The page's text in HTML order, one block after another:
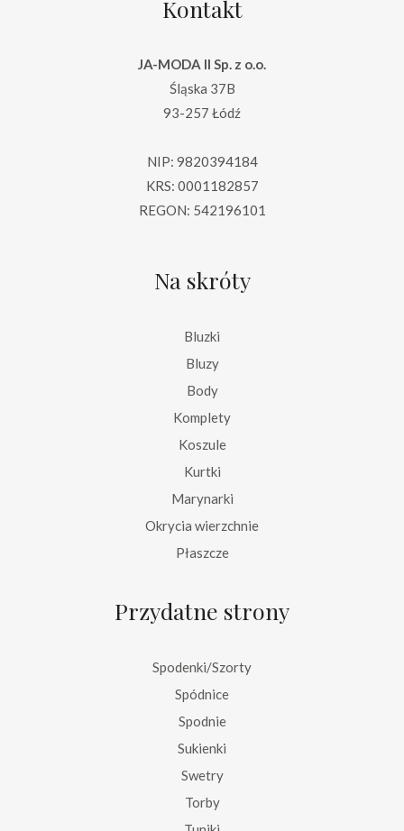
Kontakt
JA-MODA II Sp. z o.o.
Śląska 37B
93-257 Łódź
NIP: 9820394184
KRS: 0001182857
REGON: 542196101
Na skróty
Bluzki
Bluzy
Body
Komplety
Koszule
Kurtki
Marynarki
Okrycia wierzchnie
Płaszcze
Przydatne strony
Spodenki/Szorty
Spódnice
Spodnie
Sukienki
Swetry
Torby